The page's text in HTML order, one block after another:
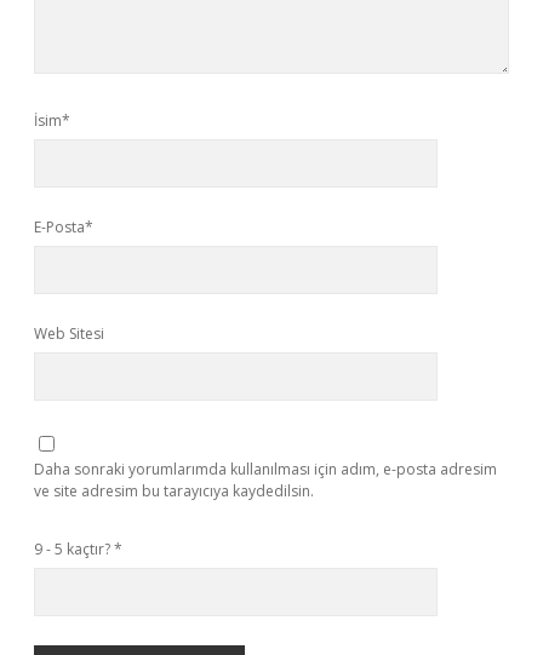
İsim*
E-Posta*
Web Sitesi
Daha sonraki yorumlarımda kullanılması için adım, e-posta adresim
ve site adresim bu tarayıcıya kaydedilsin.
9 - 5 kaçtır?*